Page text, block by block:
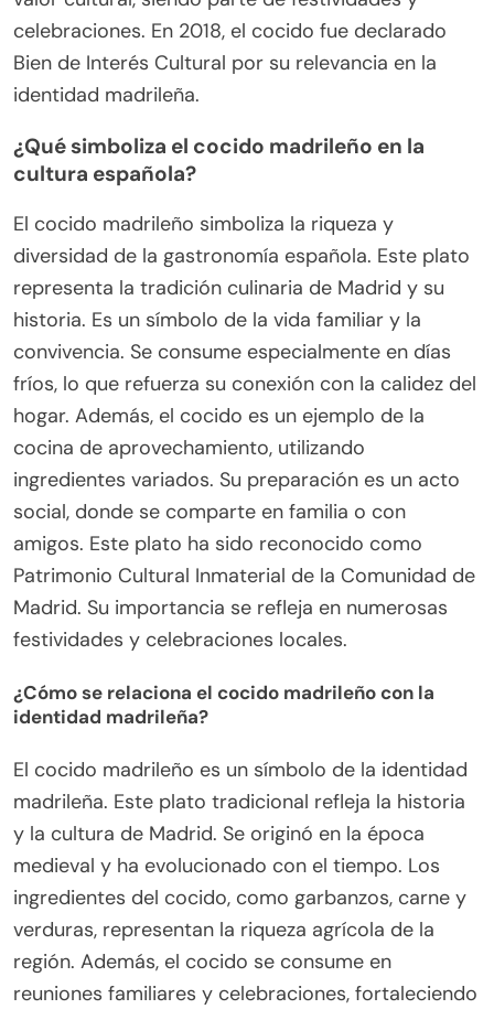
celebraciones. En 2018, el cocido fue declarado
Bien de Interés Cultural por su relevancia en la
identidad madrileña.
¿Qué simboliza el cocido madrileño en la
cultura española?
El cocido madrileño simboliza la riqueza y
diversidad de la gastronomía española. Este plato
representa la tradición culinaria de Madrid y su
historia. Es un símbolo de la vida familiar y la
convivencia. Se consume especialmente en días
fríos, lo que refuerza su conexión con la calidez del
hogar. Además, el cocido es un ejemplo de la
cocina de aprovechamiento, utilizando
ingredientes variados. Su preparación es un acto
social, donde se comparte en familia o con
amigos. Este plato ha sido reconocido como
Patrimonio Cultural Inmaterial de la Comunidad de
Madrid. Su importancia se refleja en numerosas
festividades y celebraciones locales.
¿Cómo se relaciona el cocido madrileño con la
identidad madrileña?
El cocido madrileño es un símbolo de la identidad
madrileña. Este plato tradicional refleja la historia
y la cultura de Madrid. Se originó en la época
medieval y ha evolucionado con el tiempo. Los
ingredientes del cocido, como garbanzos, carne y
verduras, representan la riqueza agrícola de la
región. Además, el cocido se consume en
reuniones familiares y celebraciones, fortaleciendo